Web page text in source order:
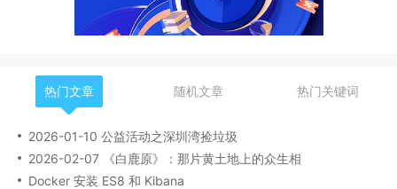
热门文章 随机文章 热门关键词
2026-01-10 公益活动之深圳湾捡垃圾
2026-02-07 《白鹿原》：那片黄土地上的众生相
Docker 安装 ES8 和 Kibana